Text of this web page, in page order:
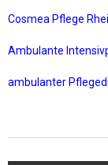
Cosmea Pflege
Ambulante
ambulanter